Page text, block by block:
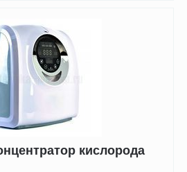
кислорода